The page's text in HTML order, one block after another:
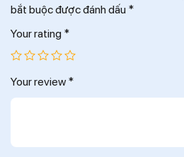
bắt buộc được đánh dấu *
Your rating *
Your review *